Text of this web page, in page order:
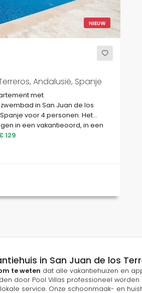
NIEUW
Andalusië, Spanje
met
in San Juan de los
voor 4 personen. Het
in een vakantieoord, in een
gebied, dichtbij
129
in San Juan de los
te weten dat alle vakantiehuizen en
door Pool Villas professioneel
service. Onze schoonmaak- en